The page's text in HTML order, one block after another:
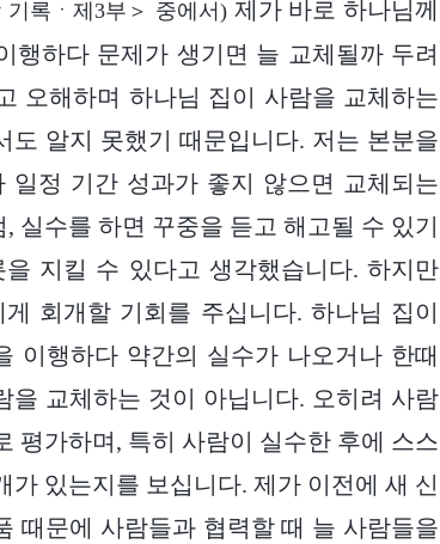
록ㆍ제3부＞ 중에서)제가 바로 하나님께
행하다 문제가 생기면 늘 교체될까 두려
오해하며 하나님 집이 사람을 교체하는
알지 못했기 때문입니다. 저는 본분을
일정 기간 성과가 좋지 않으면 교체되는
실수를 하면 꾸중을 듣고 해고될 수 있기
지킬 수 있다고 생각했습니다. 하지만
회개할 기회를 주십니다. 하나님 집이
이행하다 약간의 실수가 나오거나 한때
을 교체하는 것이 아닙니다. 오히려 사람
평가하며, 특히 사람이 실수한 후에 스스
있는지를 보십니다. 제가 이전에 새 신
때문에 사람들과 협력할 때 늘 사람들을